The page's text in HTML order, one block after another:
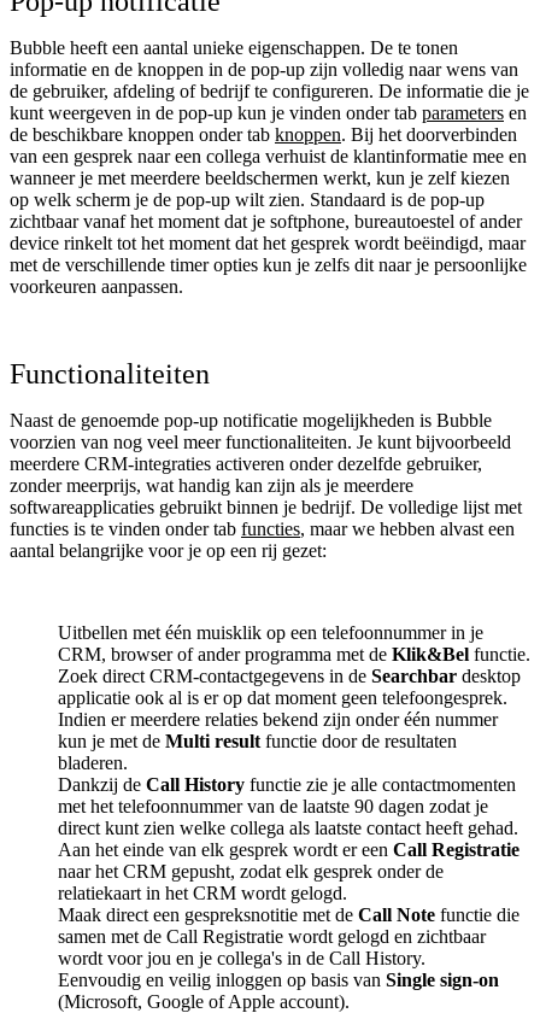
Bubble heeft een aantal unieke eigenschappen. De te tonen
informatie en de knoppen in de pop-up zijn volledig naar wens van
de gebruiker, afdeling of bedrijf te configureren. De informatie die je
kunt weergeven in de pop-up kun je vinden onder tab parameters en
de beschikbare knoppen onder tab knoppen. Bij het doorverbinden
van een gesprek naar een collega verhuist de klantinformatie mee en
wanneer je met meerdere beeldschermen werkt, kun je zelf kiezen
op welk scherm je de pop-up wilt zien. Standaard is de pop-up
zichtbaar vanaf het moment dat je softphone, bureautoestel of ander
device rinkelt tot het moment dat het gesprek wordt beëindigd, maar
met de verschillende timer opties kun je zelfs dit naar je persoonlijke
voorkeuren aanpassen.
Functionaliteiten
Naast de genoemde pop-up notificatie mogelijkheden is Bubble
voorzien van nog veel meer functionaliteiten. Je kunt bijvoorbeeld
meerdere CRM-integraties activeren onder dezelfde gebruiker,
zonder meerprijs, wat handig kan zijn als je meerdere
softwareapplicaties gebruikt binnen je bedrijf. De volledige lijst met
functies is te vinden onder tab functies, maar we hebben alvast een
aantal belangrijke voor je op een rij gezet:
Uitbellen met één muisklik op een telefoonnummer in je
CRM, browser of ander programma met de Klik&Bel functie.
Zoek direct CRM-contactgegevens in de Searchbar desktop
applicatie ook al is er op dat moment geen telefoongesprek.
Indien er meerdere relaties bekend zijn onder één nummer
kun je met de Multi result functie door de resultaten
bladeren.
Dankzij de Call History functie zie je alle contactmomenten
met het telefoonnummer van de laatste 90 dagen zodat je
direct kunt zien welke collega als laatste contact heeft gehad.
Aan het einde van elk gesprek wordt er een Call Registratie
naar het CRM gepusht, zodat elk gesprek onder de
relatiekaart in het CRM wordt gelogd.
Maak direct een gespreksnotitie met de Call Note functie die
samen met de Call Registratie wordt gelogd en zichtbaar
wordt voor jou en je collega's in de Call History.
Eenvoudig en veilig inloggen op basis van Single sign-on
(Microsoft, Google of Apple account).